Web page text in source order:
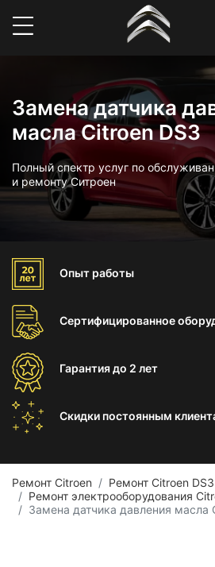
Замена датчика
масла Citroen DS3
Полный спектр услуг по
и ремонту Ситроен
Опыт работы
Сертифицированное
Гарантиядо 2 лет
Скидки постоянным
Ремонт Citroen
Ремонт Citroen DS3
Ремонт электрооборудования
Замена датчика давления масла